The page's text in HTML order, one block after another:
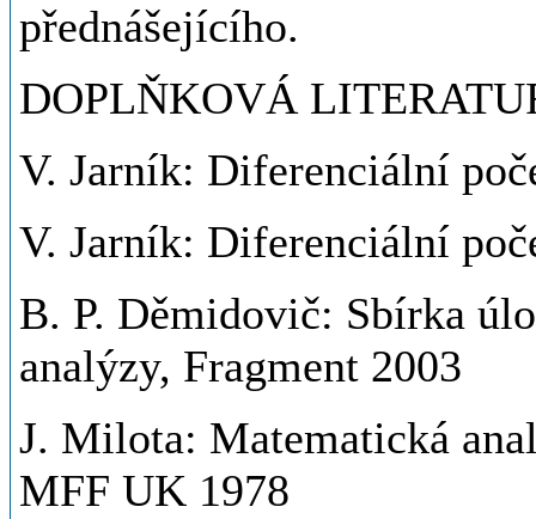
přednášejícího.
DOPLŇKOVÁ
V. Jarník: Diferenciální
V. Jarník: Diferenciální
B. P. Děmidovič: Sbírka
analýzy, Fragment 2003
J. Milota: Matematická
MFF UK 1978